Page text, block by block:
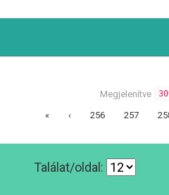
Megjelenítve
« ‹ 256 257
Találat/oldal: